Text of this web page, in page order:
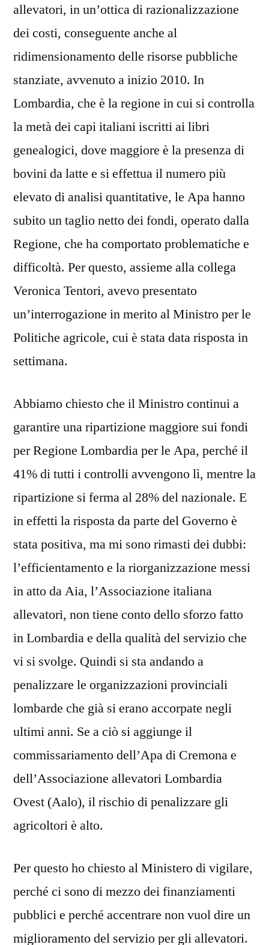
allevatori, in un’ottica di razionalizzazione
dei costi, conseguente anche al
ridimensionamento delle risorse pubbliche
stanziate, avvenuto a inizio 2010. In
Lombardia, che è la regione in cui si controlla
la metà dei capi italiani iscritti ai libri
genealogici, dove maggiore è la presenza di
bovini da latte e si effettua il numero più
elevato di analisi quantitative, le Apa hanno
subito un taglio netto dei fondi, operato dalla
Regione, che ha comportato problematiche e
difficoltà. Per questo, assieme alla collega
Veronica Tentori, avevo presentato
un’interrogazione in merito al Ministro per le
Politiche agricole, cui è stata data risposta in
settimana.
Abbiamo chiesto che il Ministro continui a
garantire una ripartizione maggiore sui fondi
per Regione Lombardia per le Apa, perché il
41% di tutti i controlli avvengono lì, mentre la
ripartizione si ferma al 28% del nazionale. E
in effetti la risposta da parte del Governo è
stata positiva, ma mi sono rimasti dei dubbi:
l’efficientamento e la riorganizzazione messi
in atto da Aia, l’Associazione italiana
allevatori, non tiene conto dello sforzo fatto
in Lombardia e della qualità del servizio che
vi si svolge. Quindi si sta andando a
penalizzare le organizzazioni provinciali
lombarde che già si erano accorpate negli
ultimi anni. Se a ciò si aggiunge il
commissariamento dell’Apa di Cremona e
dell’Associazione allevatori Lombardia
Ovest (Aalo), il rischio di penalizzare gli
agricoltori è alto.
Per questo ho chiesto al Ministero di vigilare,
perché ci sono di mezzo dei finanziamenti
pubblici e perché accentrare non vuol dire un
miglioramento del servizio per gli allevatori.